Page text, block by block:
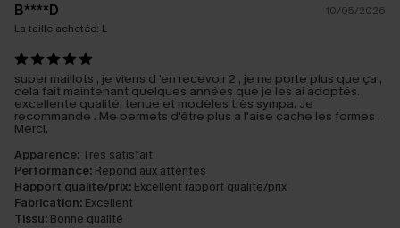
B****D
10/05/2026
La taille achetée: L
super maillots , je viens d 'en recevoir 2 , je ne porte plus que ça ,
cela fait maintenant quelques années que je les ai adoptés.
excellente qualité, tenue et modèles très sympa. Je
recommande . Me permets d'être plus a l'aise cache les formes .
Merci.
Apparence: Très satisfait
Performance: Répond aux attentes
Rapport qualité/prix: Excellent rapport qualité/prix
Fabrication: Excellent
Tissu: Bonne qualité